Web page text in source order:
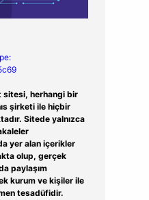
sitesi, herhangi bir
şirketi ile hiçbir
Sitede yalnızca
yer alan içerikler
olup, gerçek
paylaşım
kurum ve kişiler ile
tesadüfidir.